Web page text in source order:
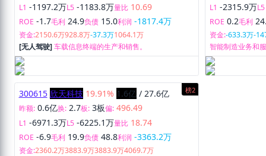
L1 -1197.2万L5 -1183.8万量比 10.69
ROE -1.7毛利 24.9负债 15.0利润 -1817.4万
资金:2150.6万928.8万-37.3万1064.1万
[无人驾驶]车载信息终端的生产和销售。
L1 -2315.9万L5
ROE 0.2毛利
资金:-633.3万-
智能制造业务和
榜2
300615 欣天科技 19.91% 1.6亿 / 27.6亿
昨额: 0.6亿换: 2.7板: 3板偏: 496.49
L1 -6971.3万L5 -6225.1万量比 18.74
ROE -6.9毛利 19.9负债 48.8利润 -3363.2万
资金:2360.2万3883.9万3883.9万4069.7万